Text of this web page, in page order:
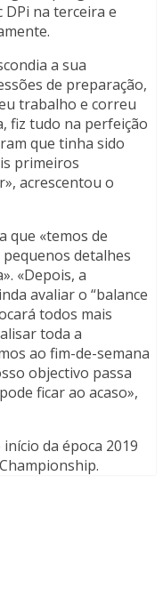
DPi na terceira e
a sua
de preparação,
trabalho e correu
fiz tudo na perfeição
que tinha sido
primeiros
acrescentou o
que «temos de
detalhes
«Depois, a
avaliar o “balance
todos mais
toda a
ao fim-de-semana
objectivo passa
ficar ao acaso»,
da época 2019